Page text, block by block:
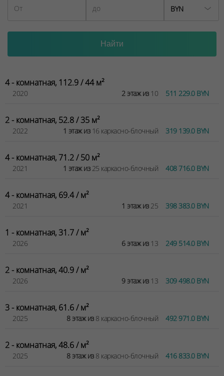
BYN
4 - комнатная, 112.9 / 44 м²
2020 2 этаж из10 511 229.0 BYN
2 - комнатная, 52.8 / 35 м²
2022 1 этаж из16 каркасно-блочный 319 139.0 BYN
4 - комнатная, 71.2 / 50 м²
2021 1 этаж из25 каркасно-блочный 408 716.0 BYN
4 - комнатная, 69.4 / м²
2021 1 этаж из25 398 383.0 BYN
1 - комнатная, 31.7 / м²
2026 6 этаж из13 249 514.0 BYN
2 - комнатная, 40.9 / м²
2026 9 этаж из13 309 498.0 BYN
3 - комнатная, 61.6 / м²
2025 8 этаж из8 каркасно-блочный 492 971.0 BYN
2 - комнатная, 48.6 / м²
2025 8 этаж из8 каркасно-блочный 416 833.0 BYN